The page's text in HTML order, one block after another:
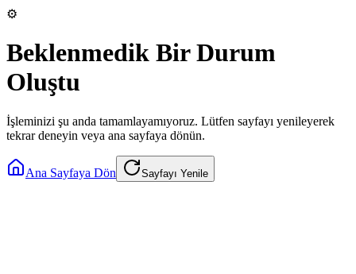
⚙️
Beklenmedik Bir Durum
Oluştu
İşleminizi şu anda tamamlayamıyoruz. Lütfen sayfayı yenileyerek
tekrar deneyin veya ana sayfaya dönün.
Ana Sayfaya Dön Sayfayı Yenile